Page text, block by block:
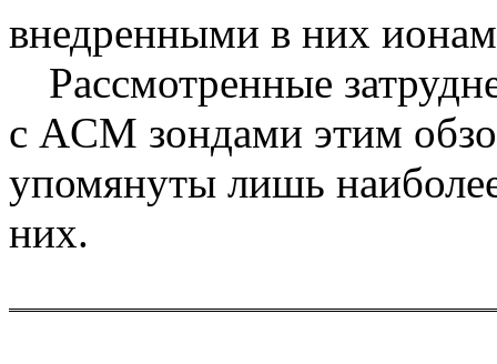
внедренными в них
Рассмотренные
с AСM зондами этим
упомянуты лишь
них.